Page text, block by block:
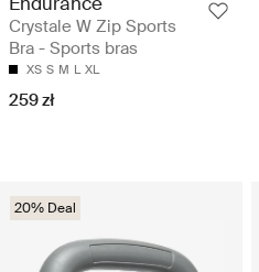
Crystale W Zip Sports
Bra - Sports bras
XS S M L XL
259 zł
20% Deal